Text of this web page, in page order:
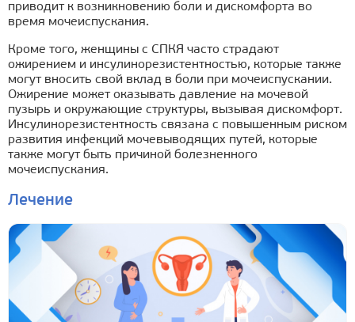
приводит к возникновению боли и дискомфорта во
время мочеиспускания.
Кроме того, женщины с СПКЯ часто страдают
ожирением и инсулинорезистентностью, которые также
могут вносить свой вклад в боли при мочеиспускании.
Ожирение может оказывать давление на мочевой
пузырь и окружающие структуры, вызывая дискомфорт.
Инсулинорезистентность связана с повышенным риском
развития инфекций мочевыводящих путей, которые
также могут быть причиной болезненного
мочеиспускания.
Лечение